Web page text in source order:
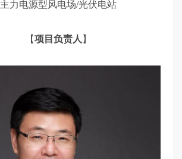
主力电源型风电场/光伏电站
【项目负责人 】